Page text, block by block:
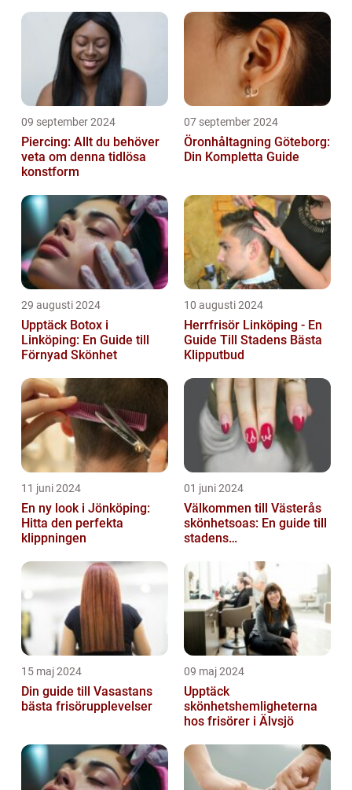
09 september 2024
Piercing: Allt du behöver
veta om denna tidlösa
konstform
07 september 2024
Öronhåltagning Göteborg:
Din Kompletta Guide
29 augusti 2024
Upptäck Botox i
Linköping: En Guide till
Förnyad Skönhet
10 augusti 2024
Herrfrisör Linköping - En
Guide Till Stadens Bästa
Klipputbud
11 juni 2024
En ny look i Jönköping:
Hitta den perfekta
klippningen
01 juni 2024
Välkommen till Västerås
skönhetsoas: En guide till
stadens
15 maj 2024
Din guide till Vasastans
bästa frisörupplevelser
09 maj 2024
Upptäck
skönhetshemligheterna
hos frisörer i Älvsjö